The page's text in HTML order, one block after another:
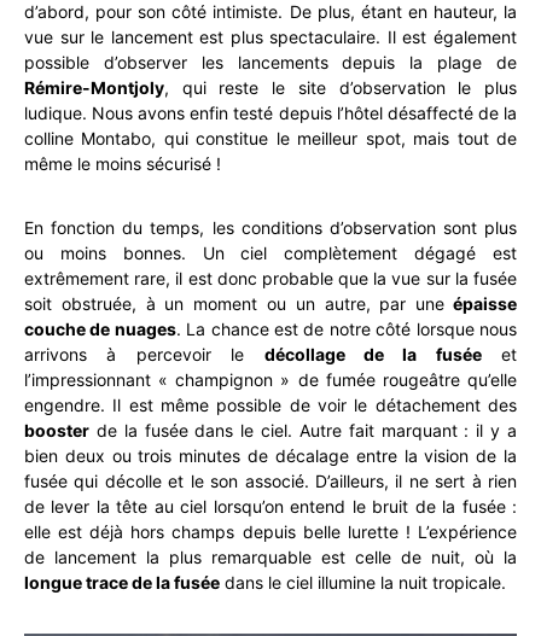
d’abord, pour son côté intimiste. De plus, étant en hauteur, la
vue sur le lancement est plus spectaculaire. Il est également
possible d’observer les lancements depuis la plage de
Rémire-Montjoly, qui reste le site d’observation le plus
ludique. Nous avons enfin testé depuis l’hôtel désaffecté de la
colline Montabo, qui constitue le meilleur spot, mais tout de
même le moins sécurisé !
En fonction du temps, les conditions d’observation sont plus
ou moins bonnes. Un ciel complètement dégagé est
extrêmement rare, il est donc probable que la vue sur la fusée
soit obstruée, à un moment ou un autre, par une épaisse
couche de nuages. La chance est de notre côté lorsque nous
arrivons à percevoir le décollage de la fuséeet
l’impressionnant « champignon » de fumée rougeâtre qu’elle
engendre. Il est même possible de voir le détachement des
booster de la fusée dans le ciel. Autre fait marquant : il y a
bien deux ou trois minutes de décalage entre la vision de la
fusée qui décolle et le son associé. D’ailleurs, il ne sert à rien
de lever la tête au ciel lorsqu’on entend le bruit de la fusée :
elle est déjà hors champs depuis belle lurette ! L’expérience
de lancement la plus remarquable est celle de nuit, où la
longue trace de la fusée dans le ciel illumine la nuit tropicale.